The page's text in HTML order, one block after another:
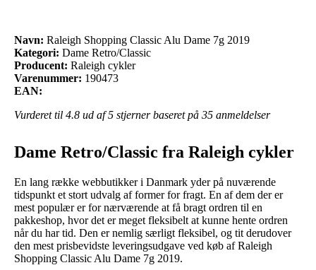
Navn: Raleigh Shopping Classic Alu Dame 7g 2019
Kategori: Dame Retro/Classic
Producent: Raleigh cykler
Varenummer: 190473
EAN:
Vurderet til 4.8 ud af 5 stjerner baseret på 35 anmeldelser
Dame Retro/Classic fra Raleigh cykler
En lang række webbutikker i Danmark yder på nuværende
tidspunkt et stort udvalg af former for fragt. En af dem der er
mest populær er for nærværende at få bragt ordren til en
pakkeshop, hvor det er meget fleksibelt at kunne hente ordren
når du har tid. Den er nemlig særligt fleksibel, og tit derudover
den mest prisbevidste leveringsudgave ved køb af Raleigh
Shopping Classic Alu Dame 7g 2019.